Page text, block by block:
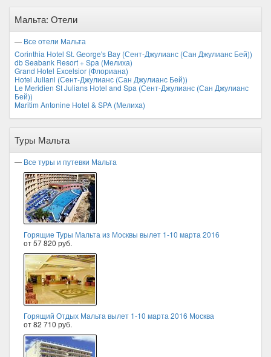
Мальта: Отели
— Все отели Мальта
Corinthia Hotel St. George's Bay (Сент-Джулианс (Сан Джулианс Бей))
db Seabank Resort + Spa (Мелиха)
Grand Hotel Excelsior (Флориана)
Hotel Juliani (Сент-Джулианс (Сан Джулианс Бей))
Le Meridien St Julians Hotel and Spa (Сент-Джулианс (Сан Джулианс
Бей))
Maritim Antonine Hotel & SPA (Мелиха)
Туры Мальта
— Все туры и путевки Мальта
Горящие Туры Мальта из Москвы вылет 1-10 марта 2016
от 57 820 руб.
Горящий Отдых Мальта вылет 1-10 марта 2016 Москва
от 82 710 руб.